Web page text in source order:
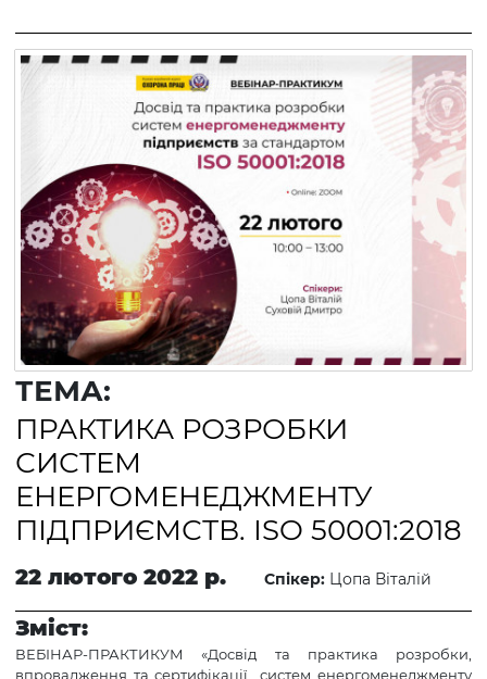
ТЕМА:
ПРАКТИКА РОЗРОБКИ
СИСТЕМ
ЕНЕРГОМЕНЕДЖМЕНТУ
ПІДПРИЄМСТВ. ISO 50001:2018
22 лютого 2022 р. Спікер: Цопа Віталій
Зміст:
ВЕБІНАР-ПРАКТИКУМ «Досвід та практика розробки,
впровадження та сертифікації систем енергоменеджменту